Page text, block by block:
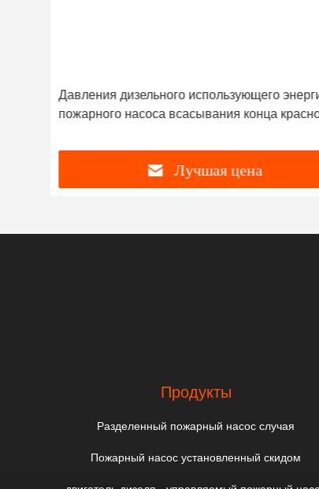
Давления дизельного использующего
пожарного насоса всасывания конца
Лучшая цена
Продукты
Разделенный пожарный насос случая
Пожарный насос установленный скидом